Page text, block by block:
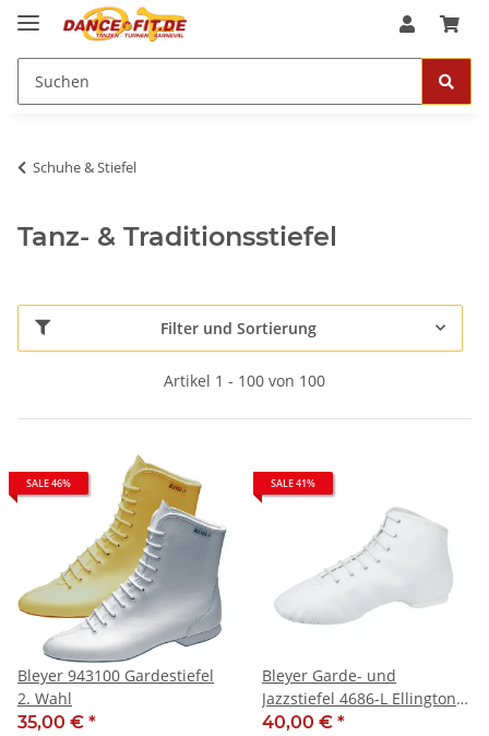
Schuhe & Stiefel
Tanz- & Traditionsstiefel
Filter und Sortierung
Artikel 1 - 100 von 100
SALE 46%
Bleyer 943100 Gardestiefel
2. Wahl
35,00 € *
SALE 41%
Bleyer Garde- und
Jazzstiefel 4686-L Ellington
(niedriger Schaft) - SALE
40,00 € *